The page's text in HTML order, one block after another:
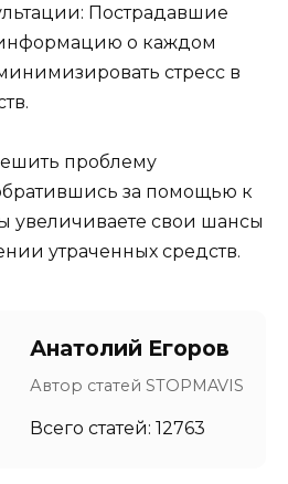
Пострадавшие
о каждом
стресс в
проблему
за помощью к
увеличиваете свои шансы
утраченных средств.
Анатолий Егоров
Автор статей STOPMAVIS
Всего статей: 12763